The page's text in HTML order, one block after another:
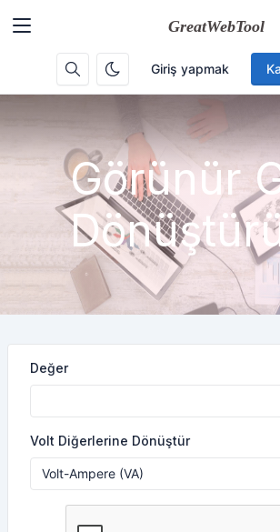
Giriş yapmak
Görünür
Değer
Volt Diğerlerine Dönüştür